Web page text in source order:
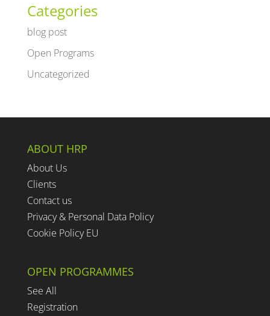
Categories
blog post
Open Programs
Uncategorized
ABOUT HRP
About Us
Clients
Contact us
Privacy & Personal Data Policy
Cookie Policy EU
OPEN PROGRAMMES
See All
Registration